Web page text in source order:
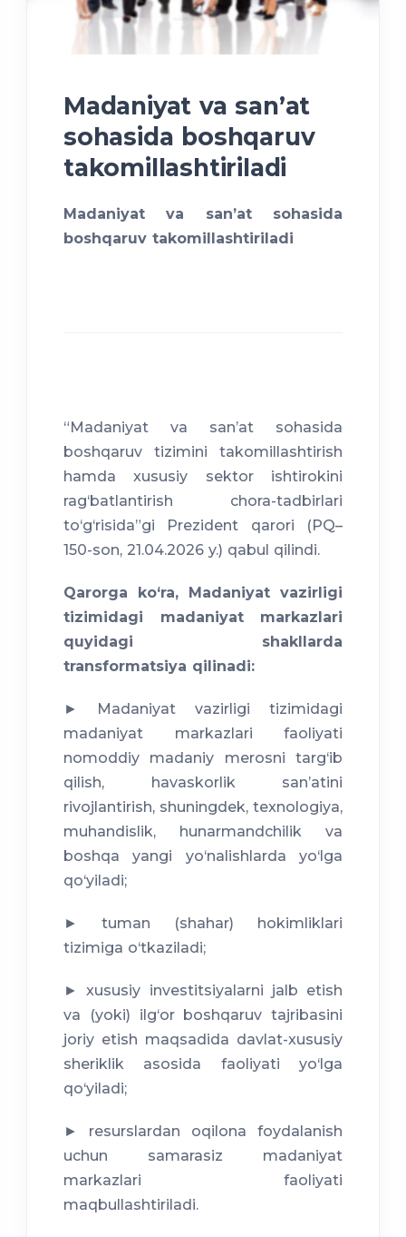
Madaniyat va sanʼat
sohasida boshqaruv
takomillashtiriladi
Madaniyat va sanʼat sohasida
boshqaruv takomillashtiriladi
“Madaniyat va sanʼat sohasida
boshqaruv tizimini takomillashtirish
hamda xususiy sektor ishtirokini
rag‘batlantirish chora-tadbirlari
to‘g‘risida”gi Prezident qarori (PQ–
150-son, 21.04.2026 y.) qabul qilindi.
Qarorga ko‘ra, Madaniyat vazirligi
tizimidagi madaniyat markazlari
quyidagi shakllarda
transformatsiya qilinadi:
► Madaniyat vazirligi tizimidagi
madaniyat markazlari faoliyati
nomoddiy madaniy merosni targ‘ib
qilish, havaskorlik sanʼatini
rivojlantirish, shuningdek, texnologiya,
muhandislik, hunarmandchilik va
boshqa yangi yo‘nalishlarda yo‘lga
qo‘yiladi;
► tuman (shahar) hokimliklari
tizimiga o‘tkaziladi;
► xususiy investitsiyalarni jalb etish
va (yoki) ilg‘or boshqaruv tajribasini
joriy etish maqsadida davlat-xususiy
sheriklik asosida faoliyati yo‘lga
qo‘yiladi;
► resurslardan oqilona foydalanish
uchun samarasiz madaniyat
markazlari faoliyati
maqbullashtiriladi.